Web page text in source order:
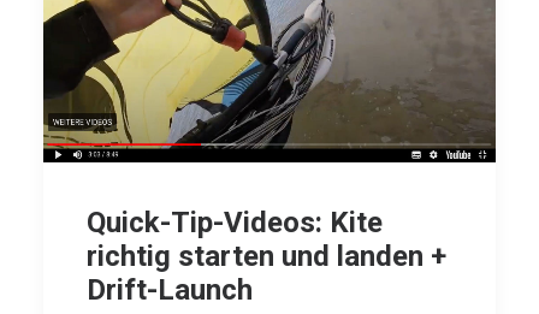
Quick-Tip-Videos: Kite
richtig starten und landen +
Drift-Launch